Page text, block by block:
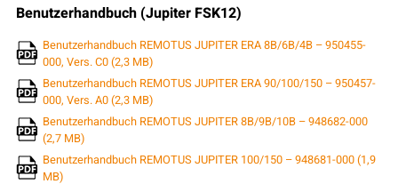
Benutzerhandbuch (Jupiter FSK12)
Benutzerhandbuch REMOTUS JUPITER ERA 8B/6B/4B – 950455-
000, Vers. C0 (2,3 MB)
Benutzerhandbuch REMOTUS JUPITER ERA 90/100/150 – 950457-
000, Vers. A0 (2,3 MB)
Benutzerhandbuch REMOTUS JUPITER 8B/9B/10B – 948682-000
(2,7 MB)
Benutzerhandbuch REMOTUS JUPITER 100/150 – 948681-000 (1,9
MB)